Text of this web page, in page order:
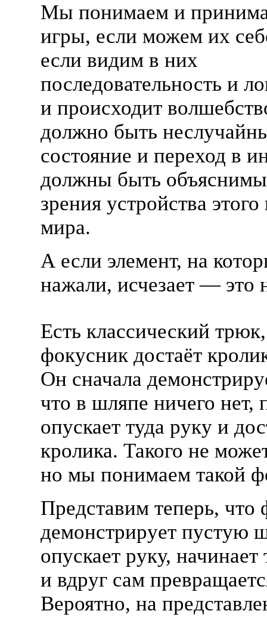
Мы понимаем и
игры, если можем их
если видим в них
последовательность и
и происходит
должно быть
состояние и переход в
должны быть
зрения устройства
мира.
А если элемент, на
нажали, исчезает — это
Есть классический
фокусник достаёт
Он сначала
что в шляпе ничего нет,
опускает туда руку и
кролика. Такого не
но мы понимаем такой
Представим теперь, что
демонстрирует пустую
опускает руку,
и вдруг сам
Вероятно, на